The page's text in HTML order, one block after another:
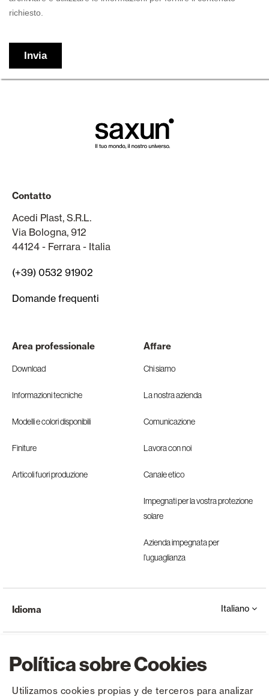
Política sobre Cookies
Utilizamos cookies propias y de terceros para analizar
Contatto
Acedi Plast, S.R.L.
Via Bologna, 912
44124 - Ferrara - Italia
(+39) 0532 91902
Domande frequenti
Area professionale
Download
Informazioni tecniche
Modelli e colori disponibili
Finiture
Articoli fuori produzione
Affare
Chi siamo
La nostra azienda
Comunicazione
Lavora con noi
Canale etico
Impegnati per la vostra protezione
solare
Azienda impegnata per
l’uguaglianza
Idioma Italiano